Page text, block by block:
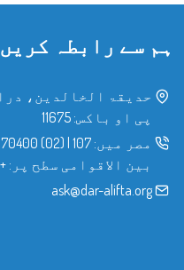
ہم سے رابطہ کریں
حدیقۃ الخالدین،
پی او باکس: 11675
مصر میں: 107
|
(02) 25970400
بین الاقوامی سطح پر: +20 2 25970400
ask@dar-alifta.org